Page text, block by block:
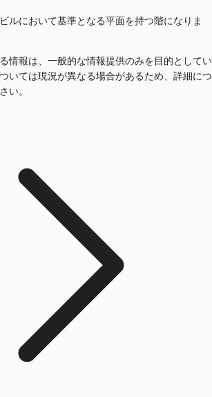
ルにおいて基準となる平面を持つ階になりま
情報は、一般的な情報提供のみを目的としてい
いては現況が異なる場合があるため、詳細につ
い。